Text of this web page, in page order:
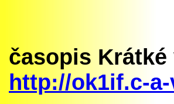
časopis Krátké
http://ok1if.c-